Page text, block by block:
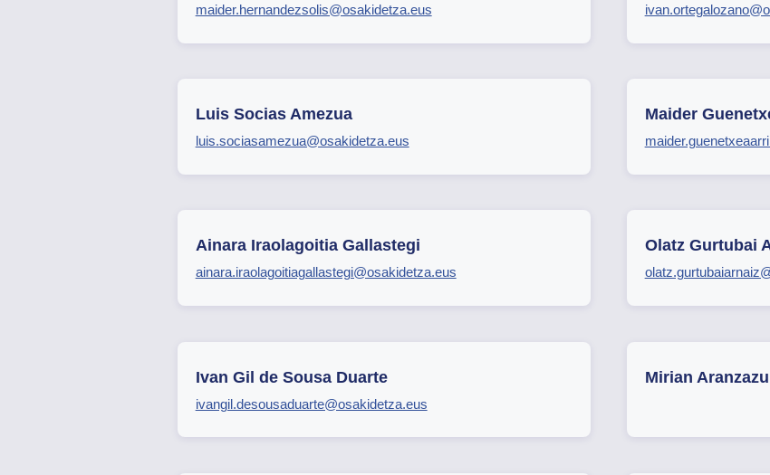
maider.hernandezsolis@osakidetza.eus
Luis Socias Amezua
luis.sociasamezua@osakidetza.eus
Maider
Ainara Iraolagoitia Gallastegi
ainara.iraolagoitiagallastegi@osakidetza.eus
Olatz Gurtubai
Ivan Gil de Sousa Duarte
ivangil.desousaduarte@osakidetza.eus
Mirian